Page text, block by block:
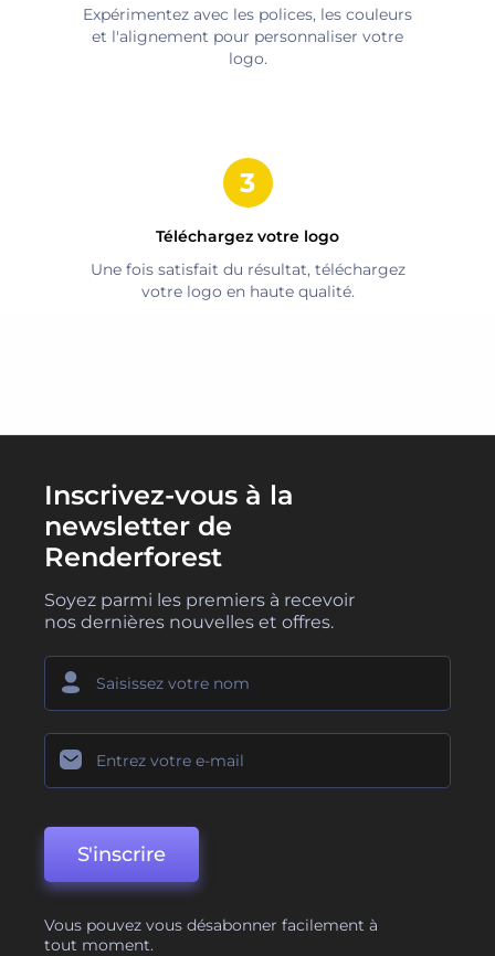
Expérimentez avec les polices, les couleurs
et l'alignement pour personnaliser votre
logo.
Téléchargez votre logo
Une fois satisfait du résultat, téléchargez
votre logo en haute qualité.
Inscrivez-vous à la
newsletter de
Renderforest
Soyez parmi les premiers à recevoir
nos dernières nouvelles et offres.
S'inscrire
Vous pouvez vous désabonner facilement à
tout moment.